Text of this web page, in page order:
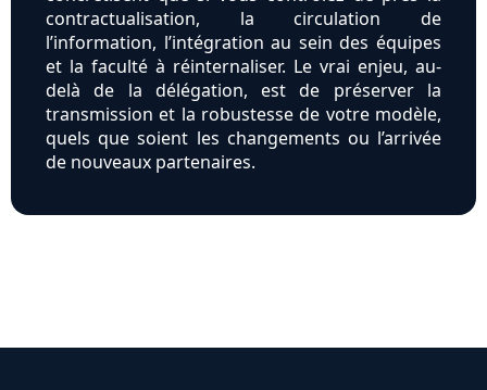
contractualisation, la circulation de
l’information, l’intégration au sein des équipes
et la faculté à réinternaliser. Le vrai enjeu, au-
delà de la délégation, est de préserver la
transmission et la robustesse de votre modèle,
quels que soient les changements ou l’arrivée
de nouveaux partenaires.